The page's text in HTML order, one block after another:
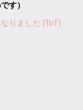
す）
りました (ToT)